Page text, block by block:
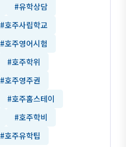
#유학상담
#호주사립학교
#호주영어시험
#호주학위
#호주영주권
#호주홈스테이
#호주학비
#호주유학팁